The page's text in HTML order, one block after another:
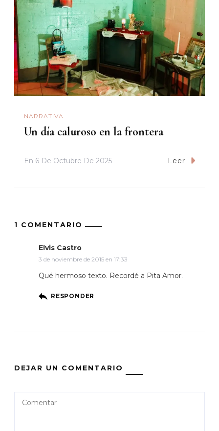
NARRATIVA
Un día caluroso en la frontera
En 6 De Octubre De 2025 Leer
1 COMENTARIO
Elvis Castro
3 de noviembre de 2015 en 17:33
Qué hermoso texto. Recordé a Pita Amor.
RESPONDER
DEJAR UN COMENTARIO